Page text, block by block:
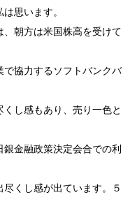
思います。
朝方は米国株高を受けて
で協力するソフトバンクバ
し感もあり、売り一色と
金融政策決定会合での利
くし感が出ています。５